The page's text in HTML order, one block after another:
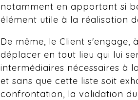
notamment en apportant si
élément utile à la réalisation
De même, le Client s'engage,
déplacer en tout lieu qui lui
intermédiaires nécessaires à
et sans que cette liste soit
confrontation, la validation